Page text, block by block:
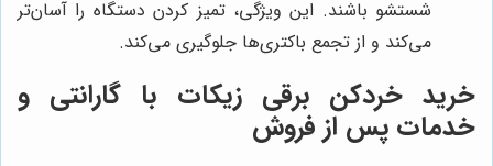
شستشو باشند. این ویژگی، تمیز کردن دستگاه را آسان‌تر
می‌کند و از تجمع باکتری‌ها جلوگیری می‌کند.
خرید خردکن برقی زیکات با گارانتی و
خدمات پس از فروش